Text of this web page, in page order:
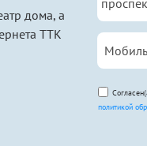
дома, а
ТТК
политикой